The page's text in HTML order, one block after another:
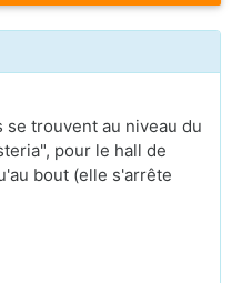
trouvent au niveau du
pour le hall de
bout (elle s'arrête